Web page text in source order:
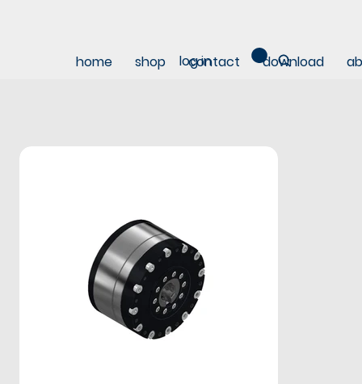
home shop contact download
log in